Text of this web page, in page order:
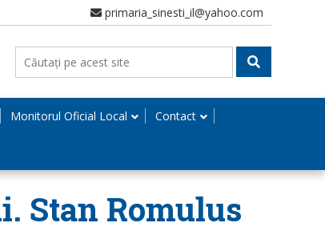
primaria_sinesti_il@yahoo.com
Monitorul Oficial Local Contact
Stan Romulus